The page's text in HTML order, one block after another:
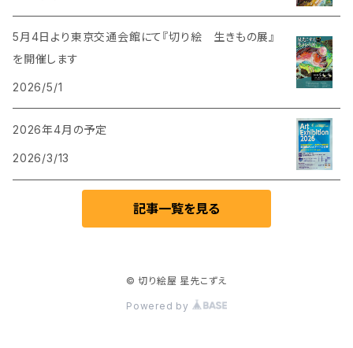
5月4日より東京交通会館にて『切り絵 生きもの展』
を開催します
2026/5/1
2026年4月の予定
2026/3/13
記事一覧を見る
© 切り絵屋 星先こずえ
Powered by